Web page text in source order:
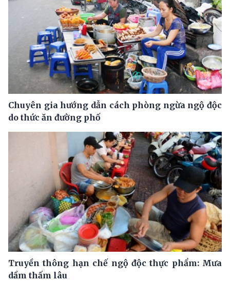
Chuyên gia hướng dẫn cách phòng ngừa ngộ độc
do thức ăn đường phố
Truyền thông hạn chế ngộ độc thực phẩm: Mưa
dầm thấm lâu